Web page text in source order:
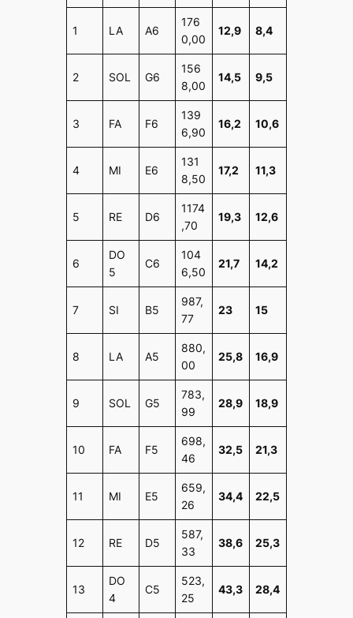
1 LA A6
176
0,00
12,9 8,4
2 SOL G6
156
8,00
14,5 9,5
3 FA F6
139
6,90
16,2 10,6
4 MI E6
131
8,50
17,2 11,3
5 RE D6
1174
,70
19,3 12,6
6
DO
5
C6
104
6,50
21,7 14,2
7 SI B5
987,
77
23 15
8 LA A5
880,
00
25,8 16,9
9 SOL G5
783,
99
28,9 18,9
10 FA F5
698,
46
32,5 21,3
11 MI E5
659,
26
34,4 22,5
12 RE D5
587,
33
38,6 25,3
13
DO
4
C5
523,
25
43,3 28,4